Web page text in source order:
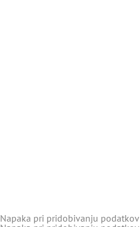
Napaka pri pridobivanju podatkov